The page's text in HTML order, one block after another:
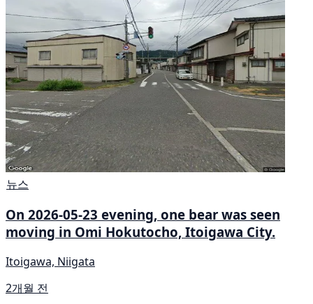
뉴스
On 2026-05-23 evening, one bear was seen
moving in Omi Hokutocho, Itoigawa City.
Itoigawa, Niigata
2개월 전